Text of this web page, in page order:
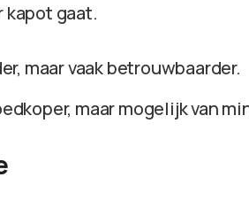
gaat.
maar vaak betrouwbaarder.
maar mogelijk van